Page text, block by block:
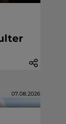
07.08.2026